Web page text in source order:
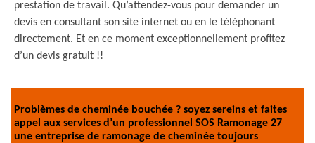
prestation de travail. Qu’attendez-vous pour demander un
devis en consultant son site internet ou en le téléphonant
directement. Et en ce moment exceptionnellement profitez
d’un devis gratuit !!
Problèmes de cheminée bouchée ? soyez sereins et faites
appel aux services d’un professionnel SOS Ramonage 27
une entreprise de ramonage de cheminée toujours